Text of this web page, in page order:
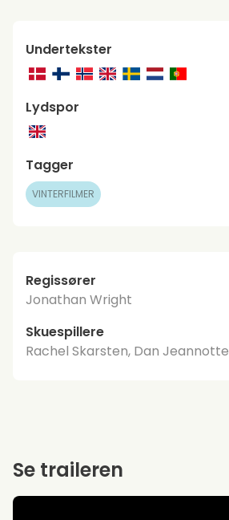
Undertekster
Lydspor
Tagger
VINTERFILMER
Regissører
Jonathan Wright
Skuespillere
Rachel Skarsten, Dan Jeannotte
Se traileren